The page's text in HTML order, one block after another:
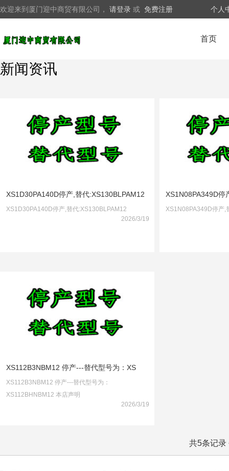
欢迎来到厦门迎中商贸有限公司， 请登录 或 免费注册 个人
首页
新闻资讯
XS1D30PA140D停产,替代:XS130BLPAM12
XS1D30PA140D停产,替代:XS130BLPAM12
2026/3/19
XS1N08PA349D停
XS1N08PA349D停产,
XS112B3NBM12 停产---替代型号为：XS
XS112B3NBM12 停产---替代型号为：
XS112BHNBM12 本店声明
2026/3/19
共5条记录